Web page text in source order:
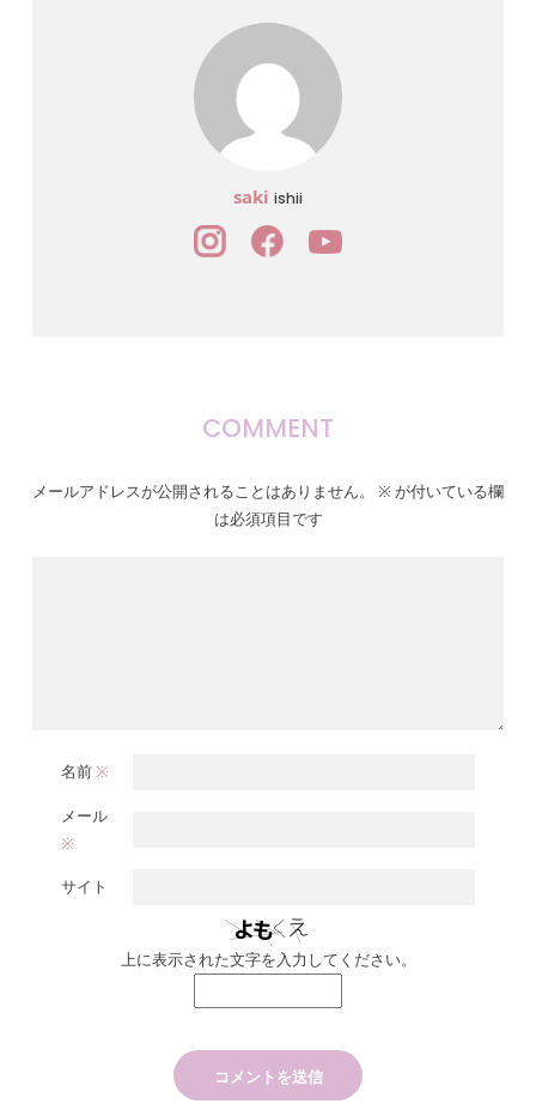
saki ishii
COMMENT
メールアドレスが公開されることはありません。 ※ が付いている欄
は必須項目です
名前 ※
メール
※
サイト
上に表示された文字を入力してください。